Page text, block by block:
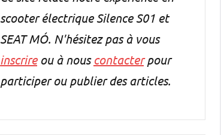
scooter électrique Silence S01 et
SEAT MÓ. N'hésitez pas à vous
inscrireou à nous contacterpour
participer ou publier des articles.